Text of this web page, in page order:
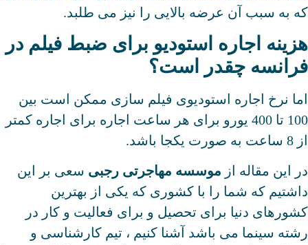
که به سبب آن عرضه بالایی را نیز می طلبد.
هزینه اجاره استودیو برای ضبط فیلم در
فرانسه چقدر است؟
اما نرخ اجاره استودیوی فیلم سازی ممکن است بین
100 تا 400 یورو برای هر ساعت اجاره برای اجاره کمتر
از 8 ساعت به صورت یکجا باشد.
در این مقاله از موسسه مهاجرتی رجبی سعی بر این
داشتیم که شما را با کشوری که یکی از بهترین
کشورهای دنیا برای تحصیل و برای فعالیت و کار در
رشته سینما می باشد آشنا کنیم ، تیم کارشناسی و